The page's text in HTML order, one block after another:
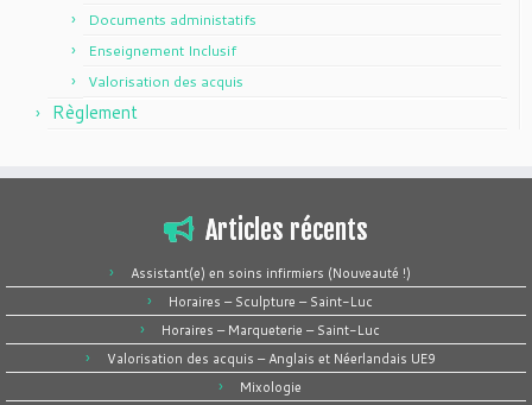
Documents administatifs
Enseignement Inclusif
Valorisation des acquis
Règlement
Articles récents
Assistant(e) en soins infirmiers (Nouveauté !)
Horaires – Sculpture – Saint-Luc
Horaires – Marqueterie – Saint-Luc
Valorisation des acquis – Anglais et Néerlandais UE9
Mixologie